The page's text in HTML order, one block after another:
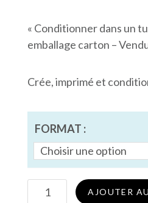
« Conditionner dans un
emballage carton –
Crée, imprimé et
FORMAT :
quantité
AJOUTER